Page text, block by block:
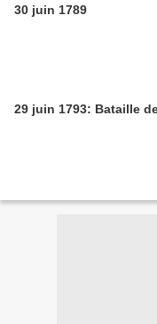
30 juin 1789
29 juin 1793: Bataille